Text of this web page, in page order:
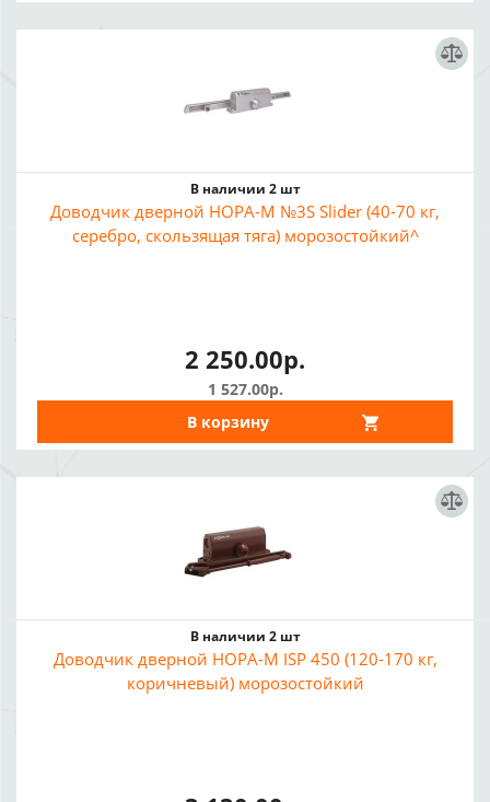
В наличии 2 шт
Доводчик дверной НОРА-М №3S Slider (40-70 кг,
серебро, скользящая тяга) морозостойкий^
2 250.00р.
1 527.00р.
В корзину
В наличии 2 шт
Доводчик дверной НОРА-М ISP 450 (120-170 кг,
коричневый) морозостойкий